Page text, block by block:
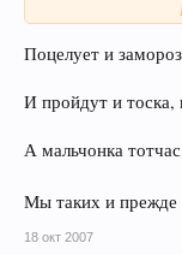
И увидятся вновь
стразы - неба
и морозец юный
поцелует в губы
Поцелует и
И пройдут и тоска,
А мальчонка
Мы таких и прежде
18 окт 2007